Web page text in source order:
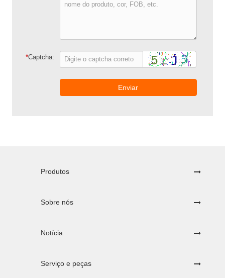
*Captcha:
Enviar
Produtos
Sobre nós
Notícia
Serviço e peças